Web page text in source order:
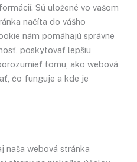
Sú uložené vo vašom
načíta do vášho
nám pomáhajú správne
poskytovať lepšiu
tomu, ako webová
čo funguje a kde je
naša webová stránka